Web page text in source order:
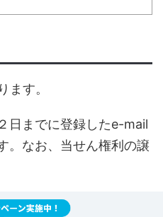
ます。
日までに登録したe-mail
。なお、当せん権利の譲